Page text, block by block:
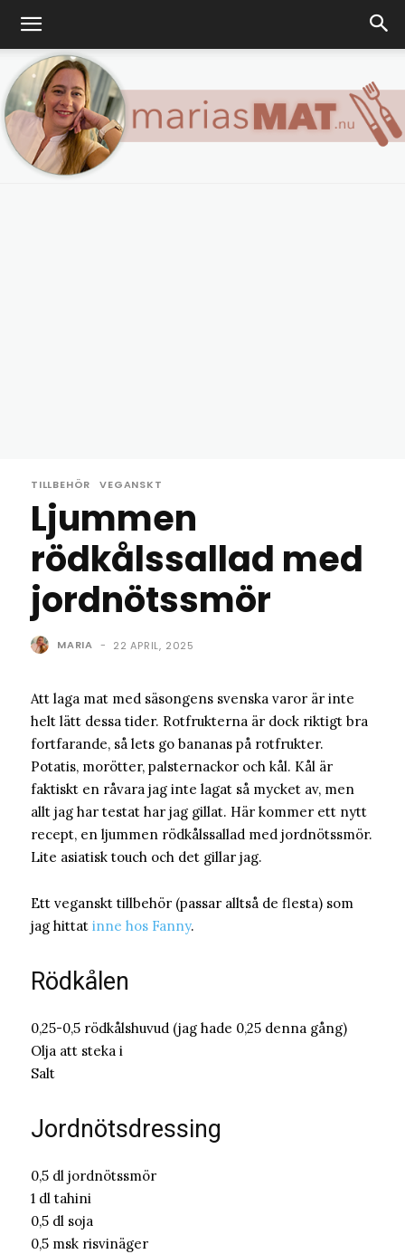
TILLBEHÖR VEGANSKT
Ljummen
rödkålssallad med
jordnötssmör
MARIA - 22 APRIL, 2025
Att laga mat med säsongens svenska varor är inte
helt lätt dessa tider. Rotfrukterna är dock riktigt bra
fortfarande, så lets go bananas på rotfrukter.
Potatis, morötter, palsternackor och kål. Kål är
faktiskt en råvara jag inte lagat så mycket av, men
allt jag har testat har jag gillat. Här kommer ett nytt
recept, en ljummen rödkålssallad med jordnötssmör.
Lite asiatisk touch och det gillar jag.
Ett veganskt tillbehör (passar alltså de flesta) som
jag hittat inne hos Fanny.
Rödkålen
0,25-0,5 rödkålshuvud (jag hade 0,25 denna gång)
Olja att steka i
Salt
Jordnötsdressing
0,5 dl jordnötssmör
1 dl tahini
0,5 dl soja
0,5 msk risvinäger